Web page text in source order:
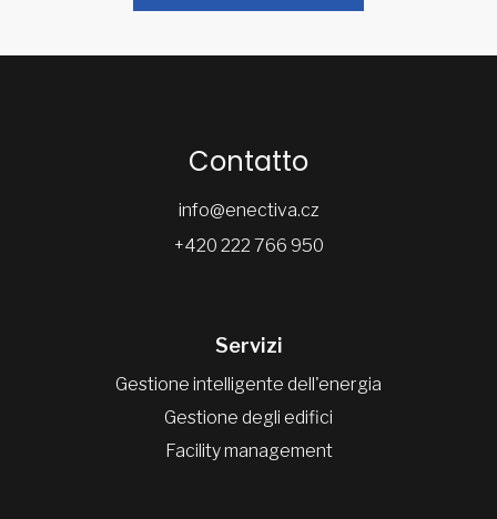
Contatto
info@enectiva.cz
+420 222 766 950
Servizi
Gestione intelligente dell'energia
Gestione degli edifici
Facility management